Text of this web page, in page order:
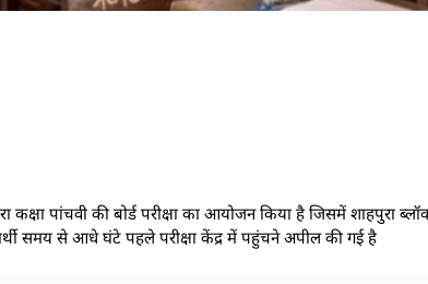
कक्षा पांचवी की बोर्ड परीक्षा का आयोजन किया है जिसमें शाहपुरा
समय से आधे घंटे पहले परीक्षा केंद्र में पहुंचने अपील की गई है